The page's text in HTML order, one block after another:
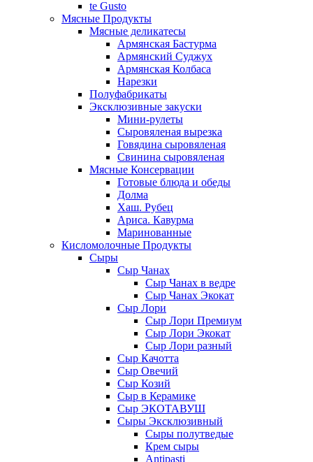
te Gusto
Мясные Продукты
Мясные деликатесы
Армянская Бастурма
Армянский Суджух
Армянская Колбаса
Нарезки
Полуфабрикаты
Эксклюзивные закуски
Мини-рулеты
Сыровяленая вырезка
Говядина сыровяленая
Свинина сыровяленая
Мясные Консервации
Готовые блюда и обеды
Долма
Хаш. Рубец
Ариса. Кавурма
Маринованные
Кисломолочные Продукты
Сыры
Сыр Чанах
Сыр Чанах в ведре
Сыр Чанах Экокат
Сыр Лори
Сыр Лори Премиум
Сыр Лори Экокат
Сыр Лори разный
Сыр Качотта
Сыр Овечий
Сыр Козий
Сыр в Керамике
Сыр ЭКОТАВУШ
Сыры Эксклюзивный
Сыры полутведые
Крем сыры
Antipasti